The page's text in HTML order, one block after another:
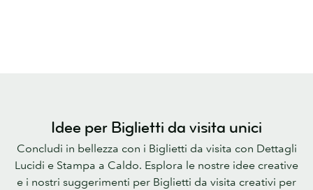
Idee per Biglietti da visita unici
Concludi in bellezza con i Biglietti da visita con Dettagli
Lucidi e Stampa a Caldo. Esplora le nostre idee creative
e i nostri suggerimenti per Biglietti da visita creativi per